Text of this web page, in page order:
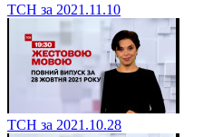
ТСН за 2021.11.10
ТСН за 2021.10.28